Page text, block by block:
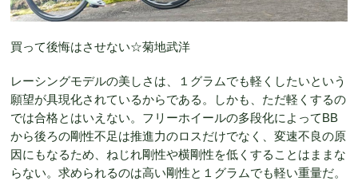
買って後悔はさせない☆菊地武洋
レーシングモデルの美しさは、１グラムでも軽くしたいという
願望が具現化されているからである。しかも、ただ軽くするの
では合格とはいえない。フリーホイールの多段化によってBB
から後ろの剛性不足は推進力のロスだけでなく、変速不良の原
因にもなるため、ねじれ剛性や横剛性を低くすることはままな
らない。求められるのは高い剛性と１グラムでも軽い重量だ。